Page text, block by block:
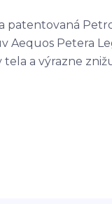
patentovaná
Aequos Petera
a výrazne